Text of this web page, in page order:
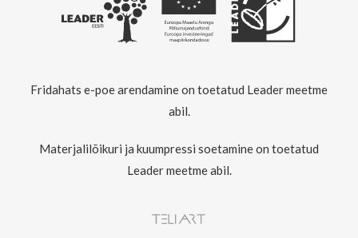
Fridahats e-poe arendamine on toetatud Leader meetme
abil.
Materjalilõikuri ja kuumpressi soetamine on toetatud
Leader meetme abil.